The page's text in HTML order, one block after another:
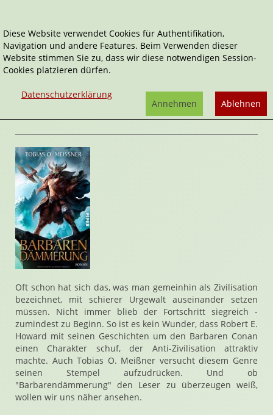
Home Belletristik Barbarendämmerung
Barbarendämmerung
Meißner
Rezension von Stefan Cernohuby | 06. August 2012
Oft schon hat sich das, was man gemeinhin als Zivilisation
bezeichnet, mit schierer Urgewalt auseinander setzen
müssen. Nicht immer blieb der Fortschritt siegreich -
zumindest zu Beginn. So ist es kein Wunder, dass Robert E.
Howard mit seinen Geschichten um den Barbaren Conan
einen Charakter schuf, der Anti-Zivilisation attraktiv
machte. Auch Tobias O. Meißner versucht diesem Genre
seinen Stempel aufzudrücken. Und ob
"Barbarendämmerung" den Leser zu überzeugen weiß,
wollen wir uns näher ansehen.
Diese Website verwendet Cookies für Authentifikation,
Navigation und andere Features. Beim Verwenden dieser
Website stimmen Sie zu, dass wir diese notwendigen Session-
Cookies platzieren dürfen.
Datenschutzerklärung
Ablehnen
Annehmen